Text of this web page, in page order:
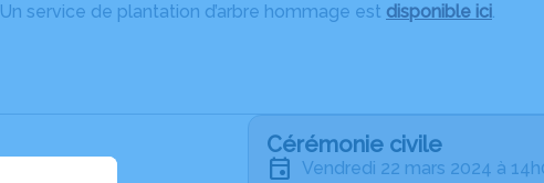
Un service de plantation d’arbre hommage est disponible ici.
Cérémonie civile
vendredi 22 mars 2024 à